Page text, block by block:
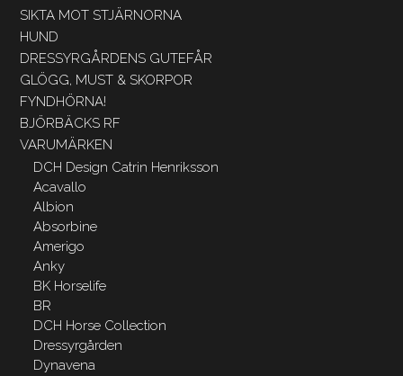
SIKTA MOT STJÄRNORNA
HUND
DRESSYRGÅRDENS GUTEFÅR
GLÖGG, MUST & SKORPOR
FYNDHÖRNA!
BJÖRBÄCKS RF
VARUMÄRKEN
DCH Design Catrin Henriksson
Acavallo
Albion
Absorbine
Amerigo
Anky
BK Horselife
BR
DCH Horse Collection
Dressyrgården
Dynavena